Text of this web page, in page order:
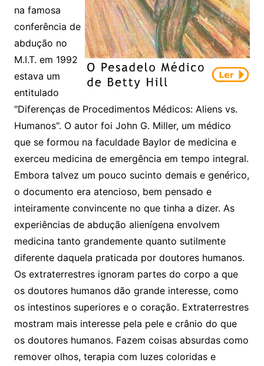
na famosa
conferência de
abdução no
M.I.T. em 1992
estava um
entitulado
"Diferenças de Procedimentos Médicos: Aliens vs.
Humanos". O autor foi John G. Miller, um médico
que se formou na faculdade Baylor de medicina e
exerceu medicina de emergência em tempo integral.
Embora talvez um pouco sucinto demais e genérico,
o documento era atencioso, bem pensado e
inteiramente convincente no que tinha a dizer. As
experiências de abdução alienígena envolvem
medicina tanto grandemente quanto sutilmente
diferente daquela praticada por doutores humanos.
Os extraterrestres ignoram partes do corpo a que
os doutores humanos dão grande interesse, como
os intestinos superiores e o coração. Extraterrestres
mostram mais interesse pela pele e crânio do que
os doutores humanos. Fazem coisas absurdas como
remover olhos, terapia com luzes coloridas e